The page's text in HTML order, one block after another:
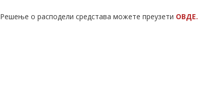
Решење о расподели средстава можете преузети ОВДЕ.